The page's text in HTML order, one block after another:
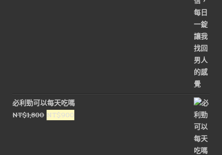
必利勁可以每天吃嗎
NT$1,800 原
NT$900